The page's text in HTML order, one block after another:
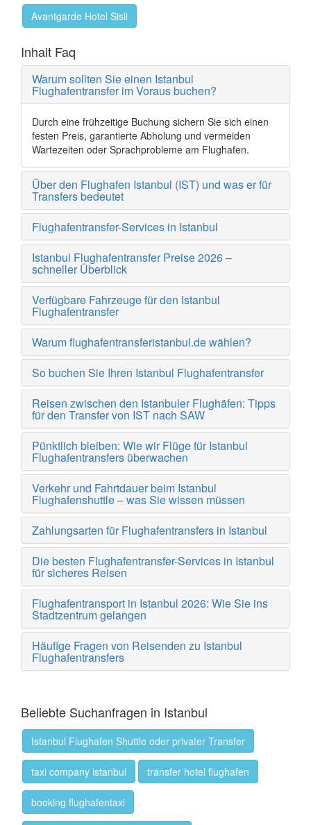
Avantgarde Hotel Sisli
Inhalt Faq
Warum sollten Sie einen Istanbul
Flughafentransfer im Voraus buchen?
Durch eine frühzeitige Buchung sichern Sie sich einen
festen Preis, garantierte Abholung und vermeiden
Wartezeiten oder Sprachprobleme am Flughafen.
Über den Flughafen Istanbul (IST) und was er für
Transfers bedeutet
Flughafentransfer-Services in Istanbul
Istanbul Flughafentransfer Preise 2026 –
schneller Überblick
Verfügbare Fahrzeuge für den Istanbul
Flughafentransfer
Warum flughafentransferistanbul.de wählen?
So buchen Sie Ihren Istanbul Flughafentransfer
Reisen zwischen den Istanbuler Flughäfen: Tipps
für den Transfer von IST nach SAW
Pünktlich bleiben: Wie wir Flüge für Istanbul
Flughafentransfers überwachen
Verkehr und Fahrtdauer beim Istanbul
Flughafenshuttle – was Sie wissen müssen
Zahlungsarten für Flughafentransfers in Istanbul
Die besten Flughafentransfer-Services in Istanbul
für sicheres Reisen
Flughafentransport in Istanbul 2026: Wie Sie ins
Stadtzentrum gelangen
Häufige Fragen von Reisenden zu Istanbul
Flughafentransfers
Beliebte Suchanfragen in Istanbul
Istanbul Flughafen Shuttle oder privater Transfer
taxi company istanbul transfer hotel flughafen
booking flughafentaxi